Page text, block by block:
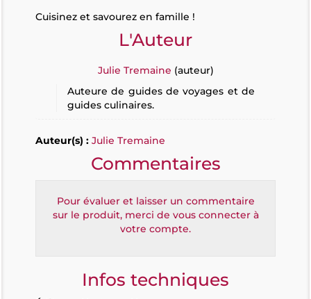
Cuisinez et savourez en famille !
L'Auteur
Julie Tremaine (auteur)
Auteure de guides de voyages et de
guides culinaires.
Auteur(s) : Julie Tremaine
Commentaires
Pour évaluer et laisser un commentaire
sur le produit, merci de vous connecter à
votre compte.
Infos techniques